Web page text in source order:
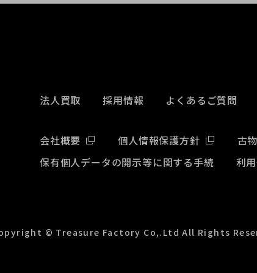
法人買取 採用情報 よくあるご質問
会社概要 個人情報保護方針
古
保有個人データの開示等に関する手続
利
© Treasure Factory Co,.Ltd All Rights